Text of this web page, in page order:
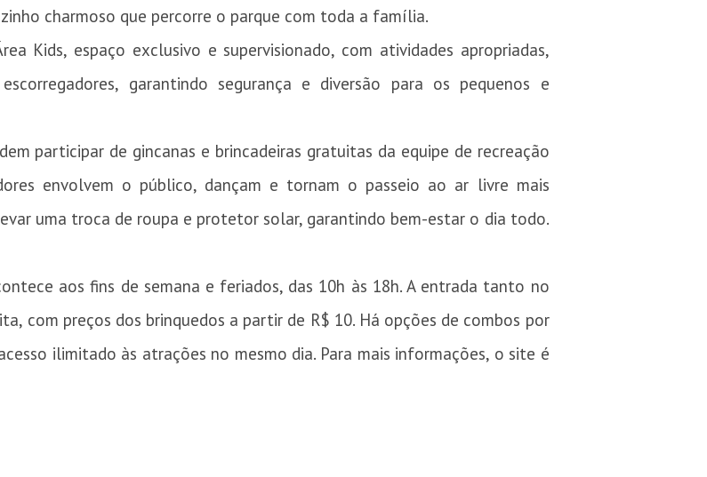
charmoso que percorre o parque com toda a família.
Kids, espaço exclusivo e supervisionado, com atividades apropriadas,
garantindo segurança e diversão para os pequenos e
participar de gincanas e brincadeiras gratuitas da equipe de recreação
envolvem o público, dançam e tornam o passeio ao ar livre mais
uma troca de roupa e protetor solar, garantindo bem-estar o dia todo.
aos fins de semana e feriados, das 10h às 18h. A entrada tanto no
com preços dos brinquedos a partir de R$ 10. Há opções de combos por
ilimitado às atrações no mesmo dia. Para mais informações, o site é